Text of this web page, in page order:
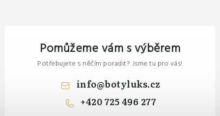
Pomůžeme vám s výběrem
Potřebujete s něčím poradit? Jsme tu pro vás!
info@botyluks.cz
+420 725 496 277